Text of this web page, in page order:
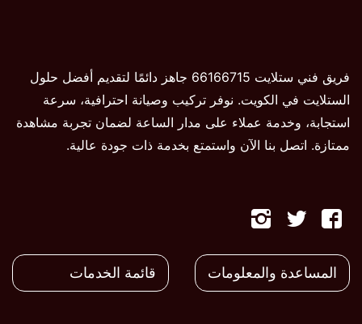
فريق فني ستلايت 66166715 جاهز دائمًا لتقديم أفضل حلول
الستلايت في الكويت. نوفر تركيب وصيانة احترافية، سرعة
استجابة، وخدمة عملاء على مدار الساعة لضمان تجربة مشاهدة
ممتازة. اتصل بنا الآن واستمتع بخدمة ذات جودة عالية.
تابعنا
على
تابعنا
علىعلى
المساعدة والمعلومات قائمة الخدمات